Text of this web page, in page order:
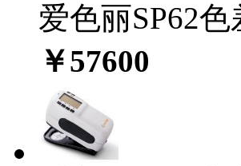
爱色丽SP62色
￥57600